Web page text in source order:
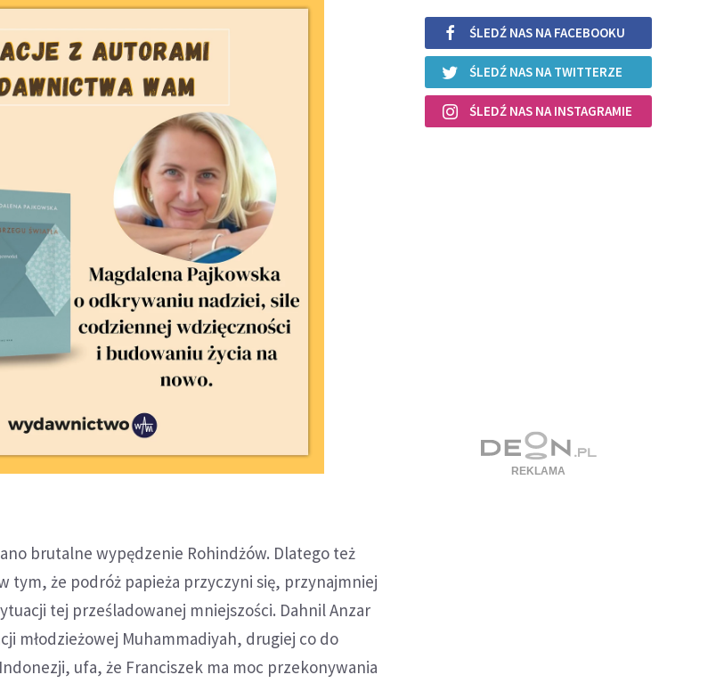
brutalne wypędzenie Rohindżów. Dlatego też
tym, że podróż papieża przyczyni się, przynajmniej
tej prześladowanej mniejszości. Dahnil Anzar
młodzieżowej Muhammadiyah, drugiej co do
ufa, że Franciszek ma moc przekonywania
ŚLEDŹ NAS NA FACEBOOKU
ŚLEDŹ NAS NA TWITTERZE
ŚLEDŹ NAS NA INSTAGRAMIE